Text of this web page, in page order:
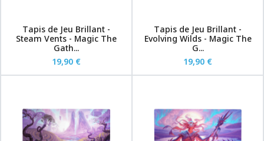
Tapis de Jeu Brillant -
Steam Vents - Magic The
Gath...
19,90 €
Tapis de Jeu Brillant -
Evolving Wilds - Magic The
G...
19,90 €